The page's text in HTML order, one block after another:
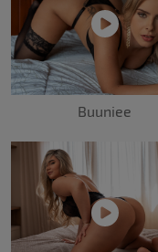
Buuniee